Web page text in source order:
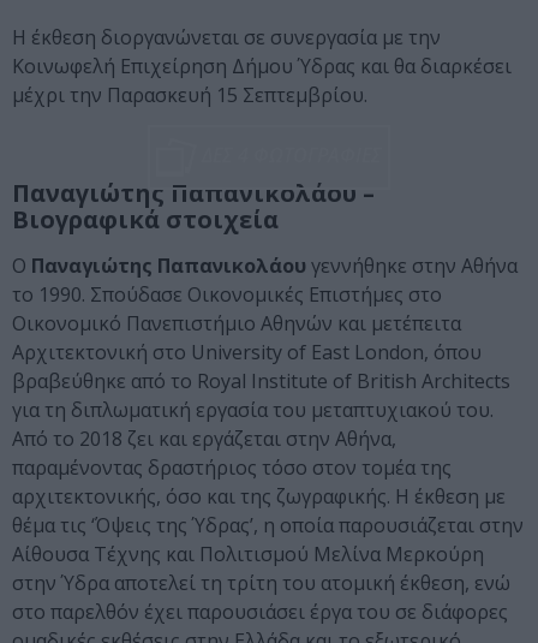
Η έκθεση διοργανώνεται σε συνεργασία με την
Κοινωφελή Επιχείρηση Δήμου Ύδρας και θα διαρκέσει
μέχρι την Παρασκευή 15 Σεπτεμβρίου.
Παναγιώτης Παπανικολάου –
Βιογραφικά στοιχεία
Ο Παναγιώτης Παπανικολάου γεννήθηκε στην Αθήνα
το 1990. Σπούδασε Οικονομικές Επιστήμες στο
Οικονομικό Πανεπιστήμιο Αθηνών και μετέπειτα
Αρχιτεκτονική στο University of East London, όπου
βραβεύθηκε από το Royal Institute of British Architects
για τη διπλωματική εργασία του μεταπτυχιακού του.
Από το 2018 ζει και εργάζεται στην Αθήνα,
παραμένοντας δραστήριος τόσο στον τομέα της
αρχιτεκτονικής, όσο και της ζωγραφικής. Η έκθεση με
θέμα τις ‘Όψεις της Ύδρας’, η οποία παρουσιάζεται στην
Αίθουσα Τέχνης και Πολιτισμού Μελίνα Μερκούρη
στην Ύδρα αποτελεί τη τρίτη του ατομική έκθεση, ενώ
στο παρελθόν έχει παρουσιάσει έργα του σε διάφορες